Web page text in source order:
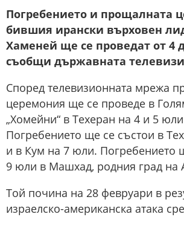
Погребението и прощалната
бившия ирански върховен
Хаменей ще се проведат от 4
съобщи държавната
Според телевизионната мрежа
церемония ще се проведе в
„Хомейни“ в Техеран на 4 и 5
Погребението ще се състои в
и в Кум на 7 юли. Погребението
9 юли в Машхад, родния град на
Той почина на 28 февруари в
израелско-американска атака